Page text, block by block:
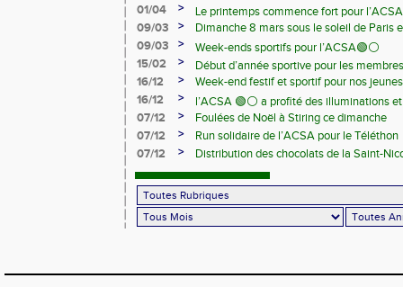
01/04
>
Le printemps commence fort pour
09/03
>
Dimanche 8 mars sous le soleil de Paris
09/03
>
Week-ends sportifs pour l’ACSA🟢⚪️
15/02
>
Début d’année sportive pour les
16/12
>
Week-end festif et sportif pour nos
16/12
>
l’ACSA 🟢⚪️ a profité des illuminations
07/12
>
Foulées de Noël à Stiring ce dimanche
07/12
>
Run solidaire de l’ACSA pour le Téléthon
07/12
> Distribution des chocolats de la Saint-